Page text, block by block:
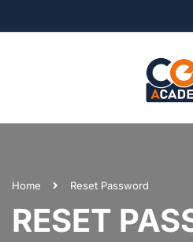
Home Reset Password
RESET